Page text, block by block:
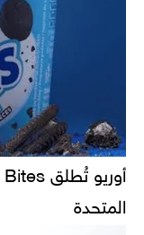
المتحدة